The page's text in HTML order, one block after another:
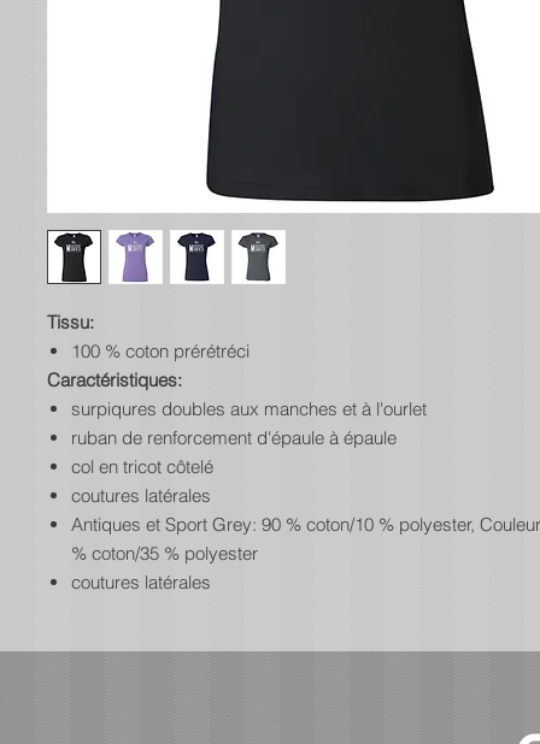
Tissu:
100 % coton prérétréci
Caractéristiques:
surpiqures doubles aux manches et à l'ourlet
ruban de renforcement d'épaule à épaule
col en tricot côtelé
coutures latérales
Antiques et Sport Grey: 90 % coton/10 % polyester,
% coton/35 % polyester
coutures latérales